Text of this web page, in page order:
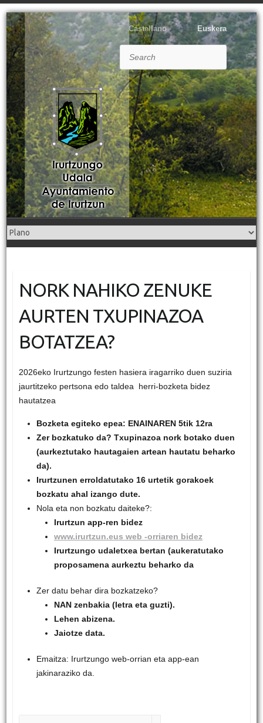
Castellano Euskera
NORK NAHIKO ZENUKE
AURTEN TXUPINAZOA
BOTATZEA?
2026eko Irurtzungo festen hasiera iragarriko duen suziria
jaurtitzeko pertsona edo taldea herri-bozketa bidez
hautatzea
Bozketa egiteko epea: ENAINAREN 5tik 12ra
Zer bozkatuko da? Txupinazoa nork botako duen
(aurkeztutako hautagaien artean hautatu beharko
da).
Irurtzunen erroldatutako 16 urtetik gorakoek
bozkatu ahal izango dute.
Nola eta non bozkatu daiteke?:
Irurtzun app-ren bidez
www.irurtzun.eus web -orriaren bidez
Irurtzungo udaletxea bertan (aukeratutako
proposamena aurkeztu beharko da
Zer datu behar dira bozkatzeko?
NAN zenbakia (letra eta guzti).
Lehen abizena.
Jaiotze data.
Emaitza: Irurtzungo web-orrian eta app-ean
jakinaraziko da.